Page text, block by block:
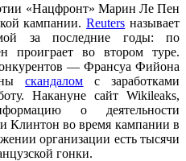
«Нацфронт» Марин Ле Пен
кампании.Reuters называет
за последние годы: по
проиграет во втором туре.
— Франсуа Фийона
скандалом с заработками
Накануне сайт Wikileaks,
о деятельности
Клинтон во время кампании в
организации есть тысячи
гонки.